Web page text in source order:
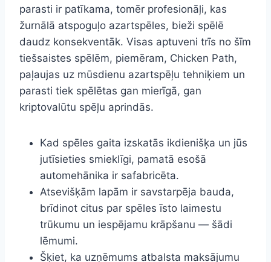
parasti ir patīkama, tomēr profesionāļi, kas
žurnālā atspoguļo azartspēles, bieži spēlē
daudz konsekventāk. Visas aptuveni trīs no šīm
tiešsaistes spēlēm, piemēram, Chicken Path,
paļaujas uz mūsdienu azartspēļu tehniķiem un
parasti tiek spēlētas gan mierīgā, gan
kriptovalūtu spēļu aprindās.
Kad spēles gaita izskatās ikdienišķa un jūs
jutīsieties smieklīgi, pamatā esošā
automehānika ir safabricēta.
Atsevišķām lapām ir savstarpēja bauda, ​​
brīdinot citus par spēles īsto laimestu
trūkumu un iespējamu krāpšanu — šādi
lēmumi.
Šķiet, ka uzņēmums atbalsta maksājumu